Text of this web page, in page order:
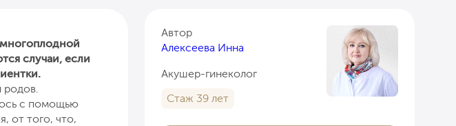
случаи, если
с помощью
от того, что,
Автор
Алексеева Инна
Акушер-гинеколог
Стаж 39 лет